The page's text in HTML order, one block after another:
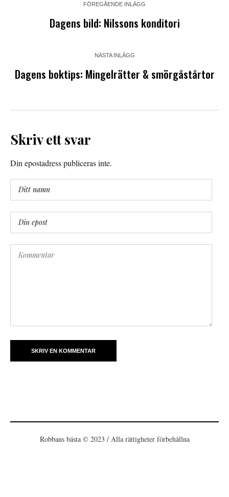
FÖREGÅENDE INLÄGG
Dagens bild: Nilssons konditori
NÄSTA INLÄGG
Dagens boktips: Mingelrätter & smörgåstårtor
Skriv ett svar
Din epostadress publiceras inte.
Robbans bästa © 2023 / Alla rättigheter förbehållna